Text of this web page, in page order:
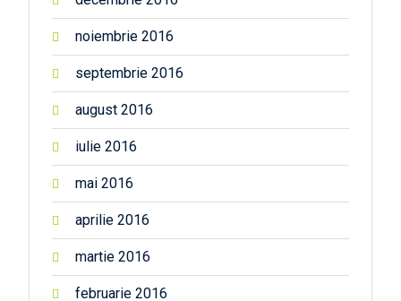
noiembrie 2016
septembrie 2016
august 2016
iulie 2016
mai 2016
aprilie 2016
martie 2016
februarie 2016